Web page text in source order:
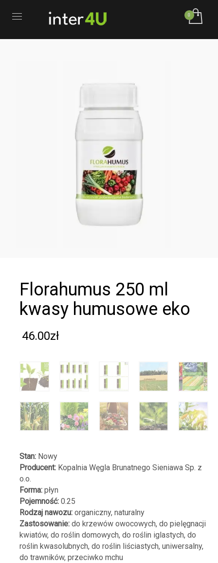
florahumus 250 ml
kwasy humusowe eko
46.00zł
Stan: Nowy
Producent: Kopalnia Węgla Brunatnego Sieniawa Sp. z
o.o.
Forma: płyn
Pojemność: 0.25
Rodzaj nawozu: organiczny, naturalny
Zastosowanie: do krzewów owocowych, do pielęgnacji
kwiatów, do roślin domowych, do roślin iglastych, do
roślin kwasolubnych, do roślin liściastych, uniwersalny,
do trawników, przeciwko mchu